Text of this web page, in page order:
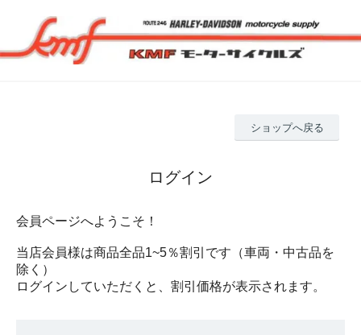
ショップへ戻る
ログイン
会員ページへようこそ！
当店会員様は商品全品1~5％割引です（車両・中古品を
除く）
ログインしていただくと、割引価格が表示されます。